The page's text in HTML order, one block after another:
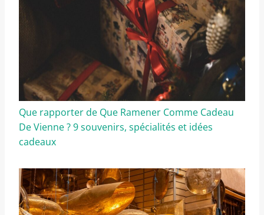
Que rapporter de Que Ramener Comme Cadeau
De Vienne ? 9 souvenirs, spécialités et idées
cadeaux